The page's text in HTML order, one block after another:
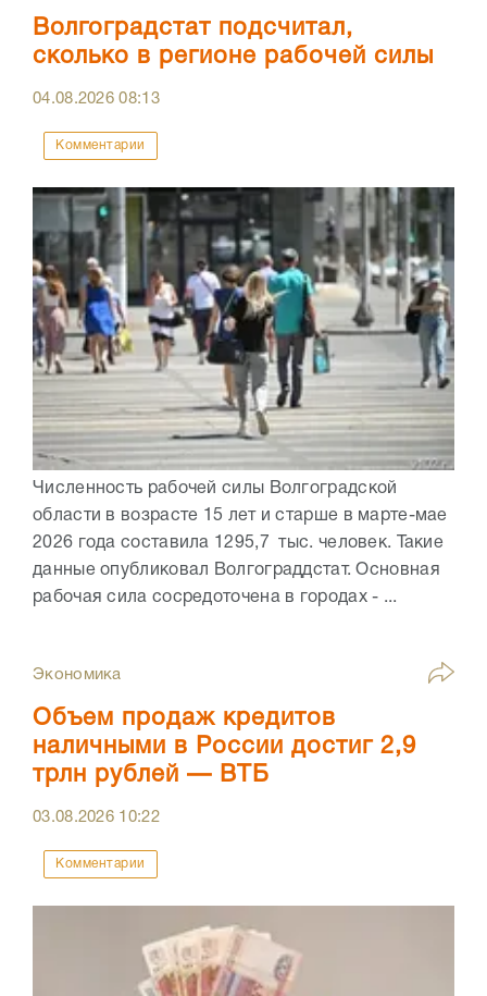
Волгоградстат подсчитал,
сколько в регионе рабочей силы
04.08.202608:13
Комментарии
Численность рабочей силы Волгоградской
области в возрасте 15 лет и старше в марте-мае
2026 года составила 1295,7 тыс. человек. Такие
данные опубликовал Волгограддстат. Основная
рабочая сила сосредоточена в городах - ...
Экономика
Объем продаж кредитов
наличными в России достиг 2,9
трлн рублей — ВТБ
03.08.2026 10:22
Комментарии